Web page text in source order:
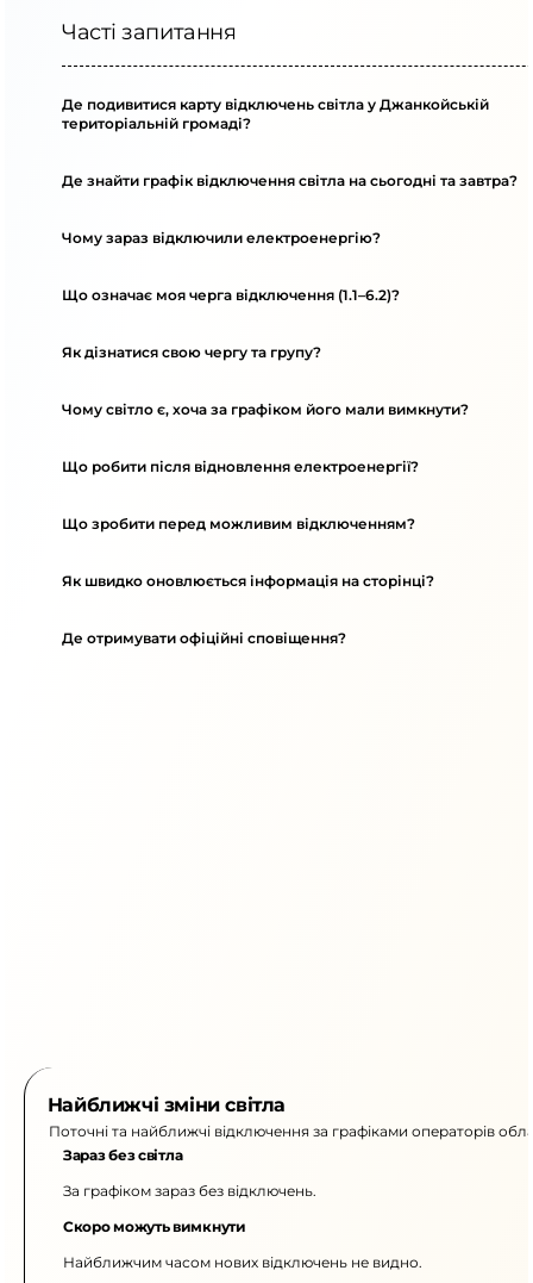
Часті запитання
Де подивитися карту відключень світла у Джанкойській
територіальній громаді?
Де знайти графік відключення світла на сьогодні та завтра?
Чому зараз відключили електроенергію?
Що означає моя черга відключення (1.1–6.2)?
Як дізнатися свою чергу та групу?
Чому світло є, хоча за графіком його мали вимкнути?
Що робити після відновлення електроенергії?
Що зробити перед можливим відключенням?
Як швидко оновлюється інформація на сторінці?
Де отримувати офіційні сповіщення?
Найближчі зміни світла
Поточні та найближчі відключення за графіками операторів
Зараз без світла
За графіком зараз без відключень.
Скоро можуть вимкнути
Найближчим часом нових відключень не видно.